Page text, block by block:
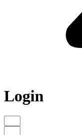
Login